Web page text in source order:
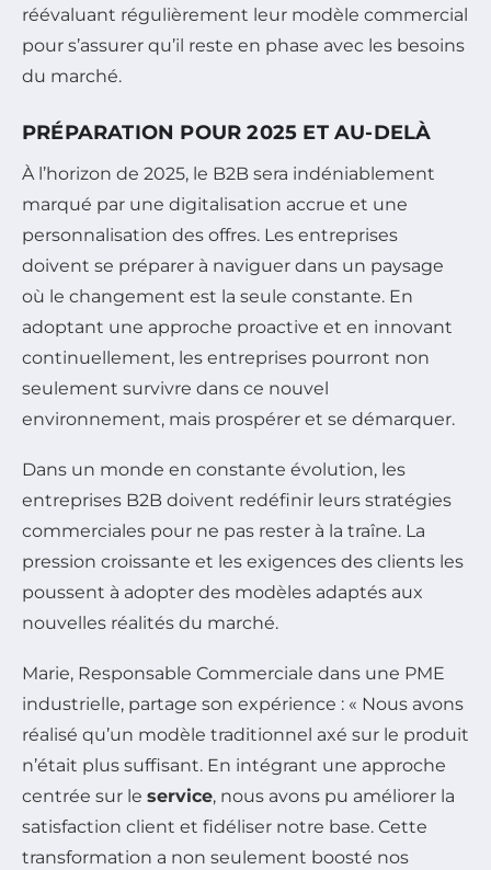
réévaluant régulièrement leur modèle commercial
pour s’assurer qu’il reste en phase avec les besoins
du marché.
PRÉPARATION POUR 2025 ET AU-DELÀ
À l’horizon de 2025, le B2B sera indéniablement
marqué par une digitalisation accrue et une
personnalisation des offres. Les entreprises
doivent se préparer à naviguer dans un paysage
où le changement est la seule constante. En
adoptant une approche proactive et en innovant
continuellement, les entreprises pourront non
seulement survivre dans ce nouvel
environnement, mais prospérer et se démarquer.
Dans un monde en constante évolution, les
entreprises B2B doivent redéfinir leurs stratégies
commerciales pour ne pas rester à la traîne. La
pression croissante et les exigences des clients les
poussent à adopter des modèles adaptés aux
nouvelles réalités du marché.
Marie, Responsable Commerciale dans une PME
industrielle, partage son expérience : « Nous avons
réalisé qu’un modèle traditionnel axé sur le produit
n’était plus suffisant. En intégrant une approche
centrée sur le service, nous avons pu améliorer la
satisfaction client et fidéliser notre base. Cette
transformation a non seulement boosté nos